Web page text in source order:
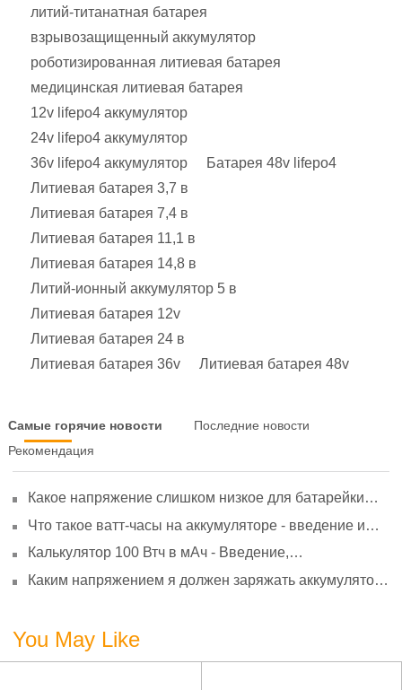
литий-титанатная батарея
взрывозащищенный аккумулятор
роботизированная литиевая батарея
медицинская литиевая батарея
12v lifepo4 аккумулятор
24v lifepo4 аккумулятор
36v lifepo4 аккумулятор
Батарея 48v lifepo4
Литиевая батарея 3,7 в
Литиевая батарея 7,4 в
Литиевая батарея 11,1 в
Литиевая батарея 14,8 в
Литий-ионный аккумулятор 5 в
Литиевая батарея 12v
Литиевая батарея 24 в
Литиевая батарея 36v
Литиевая батарея 48v
Самые горячие новости
Последние новости
Рекомендация
Какое напряжение слишком низкое для батарейки
старение
Что такое ватт-часы на аккумуляторе - введение и
Калькулятор 100 Втч в мАч - Введение,
Каким напряжением я должен заряжать аккумулятор
You May Like